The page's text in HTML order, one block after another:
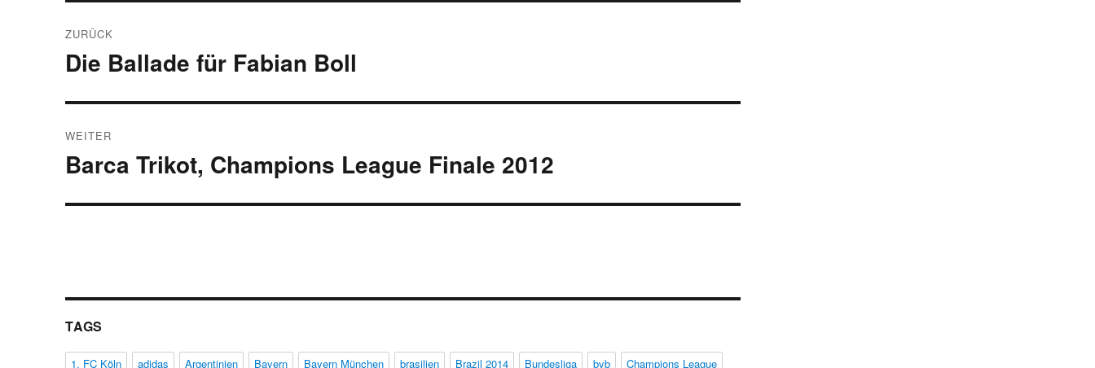
ZURÜCK
Vorheriger
Die Ballade für Fabian Boll
WEITER
Nächster
Barca Trikot, Champions League Finale 2012
TAGS
1. FC Köln adidas Argentinien Bayern Bayern München brasilien Brazil 2014 Bundesliga bvb Champions League